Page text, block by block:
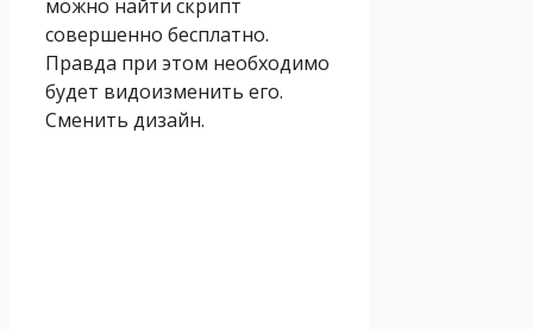
можно найти скрипт
совершенно бесплатно.
Правда при этом необходимо
будет видоизменить его.
Сменить дизайн.